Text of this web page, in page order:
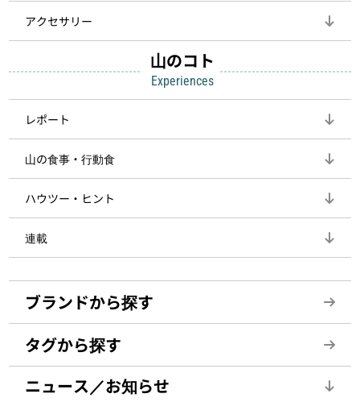
アクセサリー
山のコト
Experiences
レポート
山の食事・行動食
ハウツー・ヒント
連載
ブランドから探す
タグから探す
ニュース／お知らせ